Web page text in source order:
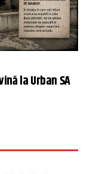
la Urban SA